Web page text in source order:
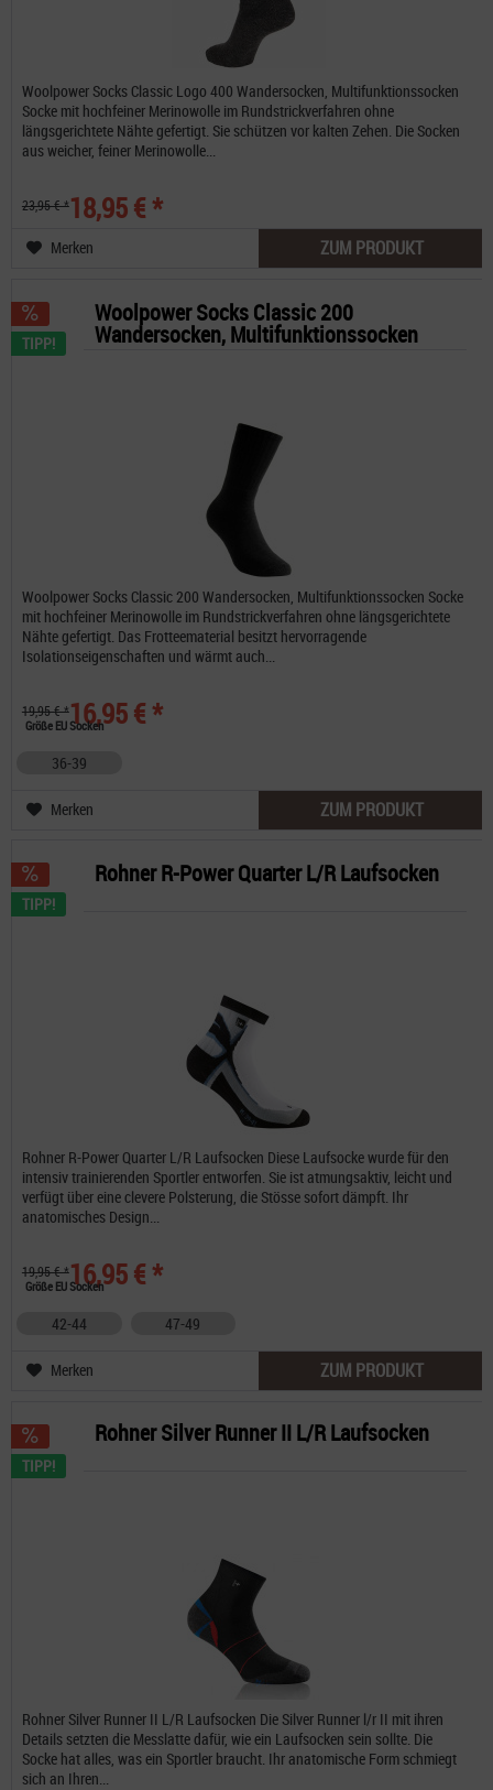
Woolpower Socks Classic Logo 400 Wandersocken, Multifunktionssocken
Socke mit hochfeiner Merinowolle im Rundstrickverfahren ohne
längsgerichtete Nähte gefertigt. Sie schützen vor kalten Zehen. Die Socken
aus weicher, feiner Merinowolle...
18,95 € *
23,95 € *
Merken ZUM PRODUKT
TIPP!
Woolpower Socks Classic 200 Wandersocken, Multifunktionssocken Socke
mit hochfeiner Merinowolle im Rundstrickverfahren ohne längsgerichtete
Nähte gefertigt. Das Frotteematerial besitzt hervorragende
Isolationseigenschaften und wärmt auch...
16,95 € *
19,95 € *
Woolpower Socks Classic 200
Wandersocken, Multifunktionssocken
Größe EU Socken
36-39
Merken ZUM PRODUKT
TIPP!
Rohner R-Power Quarter L/R Laufsocken Diese Laufsocke wurde für den
intensiv trainierenden Sportler entworfen. Sie ist atmungsaktiv, leicht und
verfügt über eine clevere Polsterung, die Stösse sofort dämpft. Ihr
anatomisches Design...
16,95 € *
19,95 € *
Rohner R-Power Quarter L/R Laufsocken
Größe EU Socken
42-44 47-49
Merken ZUM PRODUKT
TIPP!
Rohner Silver Runner II L/R Laufsocken Die Silver Runner l/r II mit ihren
Details setzten die Messlatte dafür, wie ein Laufsocken sein sollte. Die
Socke hat alles, was ein Sportler braucht. Ihr anatomische Form schmiegt
sich an Ihren...
Rohner Silver Runner II L/R Laufsocken